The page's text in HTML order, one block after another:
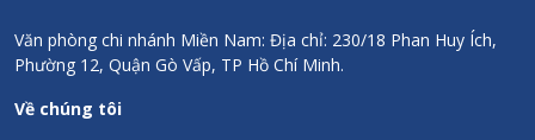
Văn phòng chi nhánh Miền Nam: Địa chỉ: 230/18 Phan Huy Ích,
Phường 12, Quận Gò Vấp, TP Hồ Chí Minh.
Về chúng tôi